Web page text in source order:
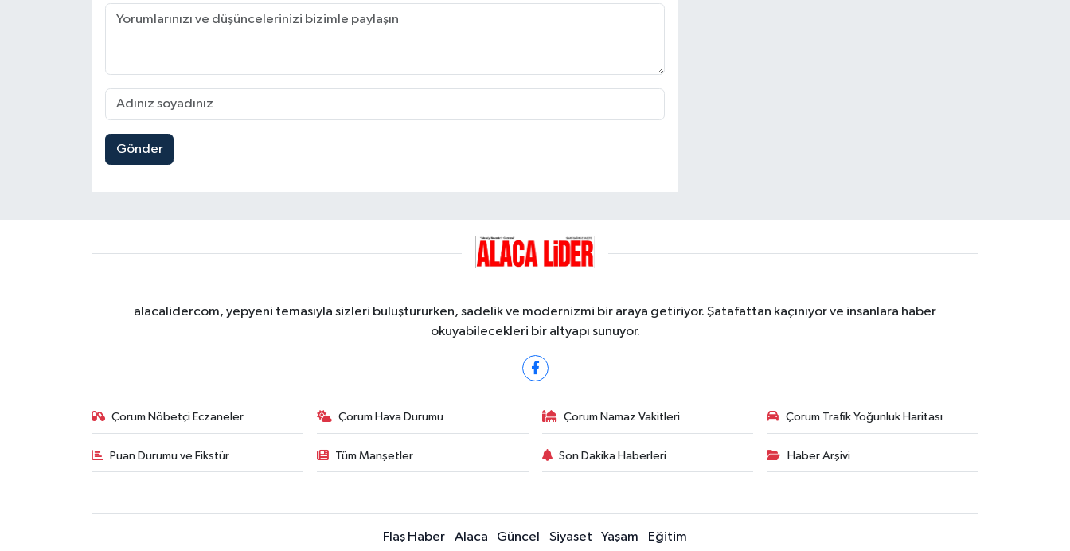
Gönder
alacalidercom, yepyeni temasıyla sizleri buluştururken, sadelik ve modernizmi bir araya getiriyor. Şatafattan kaçınıyor ve insanlara haber
okuyabilecekleri bir altyapı sunuyor.
Çorum Nöbetçi Eczaneler Çorum Hava Durumu Çorum Namaz Vakitleri Çorum Trafik Yoğunluk Haritası
Puan Durumu ve Fikstür Tüm Manşetler Son Dakika Haberleri Haber Arşivi
Flaş Haber Alaca Güncel Siyaset Yaşam Eğitim